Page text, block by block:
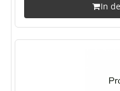
In